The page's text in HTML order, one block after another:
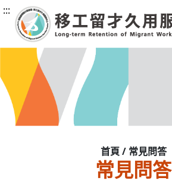
:::
首頁 / 常見問答
常見問答